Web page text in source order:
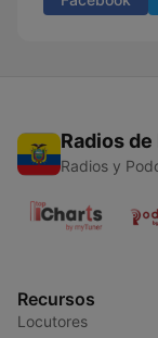
Radios
Radios y
Recursos
Locutores